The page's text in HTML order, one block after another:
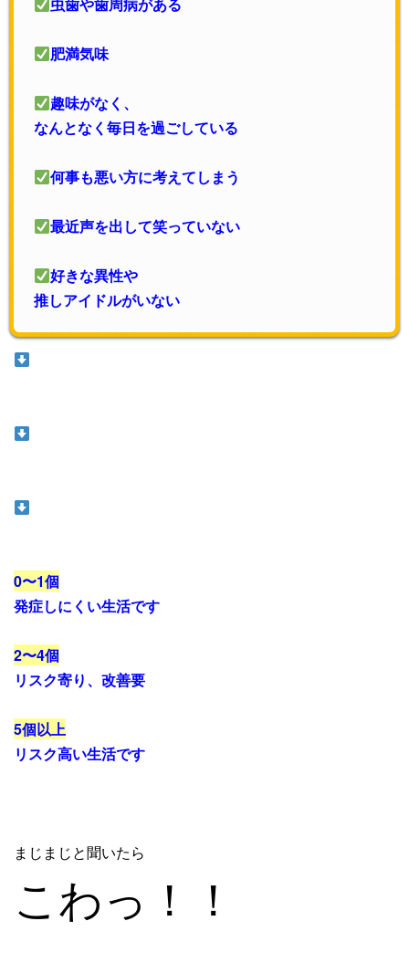
肥満気味
趣味がなく、
なんとなく毎日を過ごしている
何事も悪い方に考えてしまう
最近声を出して笑っていない
好きな異性や
推しアイドルがいない
0〜1個
発症しにくい生活です
2〜4個
リスク寄り、改善要
5個以上
リスク高い生活です
まじまじと聞いたら
こわっ！！